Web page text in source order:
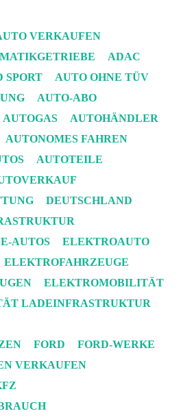
VERKAUFEN
ADAC
SPORT
AUTO OHNE TÜV
AUTO-ABO
AUTOGAS
AUTOHÄNDLER
AUTONOMES FAHREN
AUTOTEILE
DEUTSCHLAND
E-AUTOS
ELEKTROAUTO
ELEKTROFAHRZEUGE
ELEKTROMOBILITÄT
LADEINFRASTRUKTUR
FORD
FORD-WERKE
VERKAUFEN